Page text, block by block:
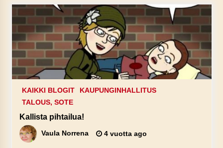
KAIKKI BLOGIT
KAUPUNGINHALLITUS
TALOUS, SOTE
Kallista pihtailua!
Vaula Norrena 4 vuotta ago